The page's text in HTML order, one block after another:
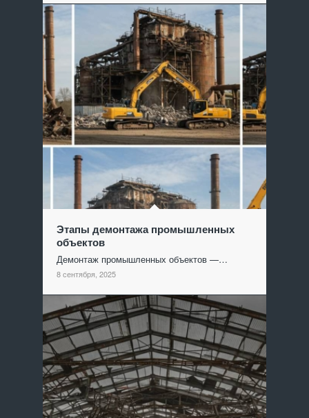
Этапы демонтажа промышленных
объектов
Демонтаж промышленных объектов —…
8 сентября, 2025